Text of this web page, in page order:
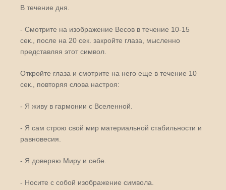
В течение дня.
- Смотрите на изображение Весов в течение 10-15
сек., после на 20 сек. закройте глаза, мысленно
представляя этот символ.
Откройте глаза и смотрите на него еще в течение 10
сек., повторяя слова настроя:
- Я живу в гармонии с Вселенной.
- Я сам строю свой мир материальной стабильности и
равновесия.
- Я доверяю Миру и себе.
- Носите с собой изображение символа.